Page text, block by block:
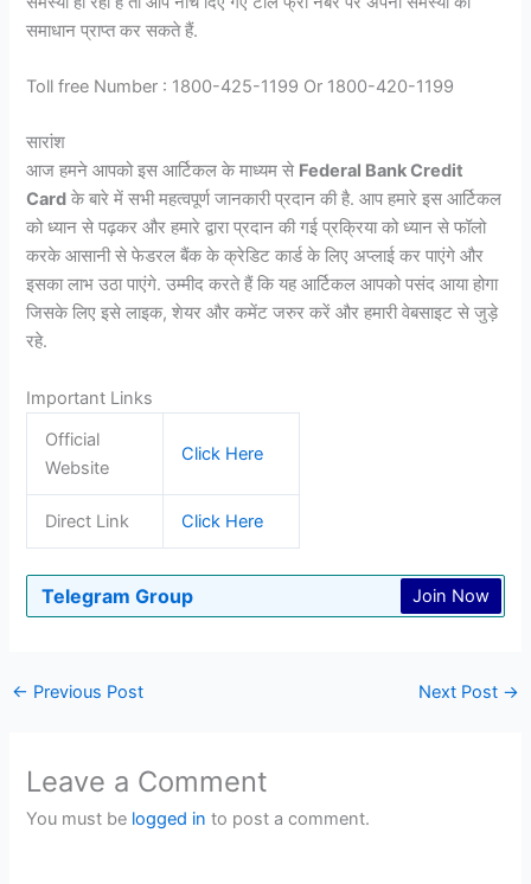
समाधान प्राप्त कर सकते हैं.
Toll free Number : 1800-425-1199 Or 1800-420-1199
सारांश
आज हमने आपको इस आर्टिकल के माध्यम से Federal Bank Credit
Card के बारे में सभी महत्वपूर्ण जानकारी प्रदान की है. आप हमारे इस आर्टिकल
को ध्यान से पढ़कर और हमारे द्वारा प्रदान की गई प्रक्रिया को ध्यान से फॉलो
करके आसानी से फेडरल बैंक के क्रेडिट कार्ड के लिए अप्लाई कर पाएंगे और
इसका लाभ उठा पाएंगे. उम्मीद करते हैं कि यह आर्टिकल आपको पसंद आया होगा
जिसके लिए इसे लाइक, शेयर और कमेंट जरुर करें और हमारी वेबसाइट से जुड़े
रहे.
Important Links
Official
Website
Click Here
Direct Link Click Here
Telegram Group Join Now
← Previous Post Next Post →
Leave a Comment
You must be logged in to post a comment.